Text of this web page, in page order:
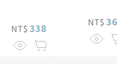
NT$ 338 NT$